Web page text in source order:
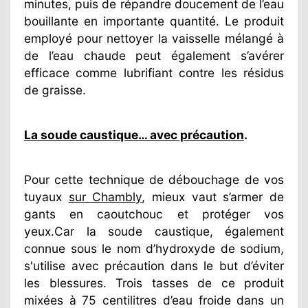
minutes, puis de répandre doucement de l’eau
bouillante en importante quantité. Le produit
employé pour nettoyer la vaisselle mélangé à
de l’eau chaude peut également s’avérer
efficace comme lubrifiant contre les résidus
de graisse.
La soude caustique… avec précaution.
Pour cette technique de débouchage de vos
tuyaux sur Chambly, mieux vaut s’armer de
gants en caoutchouc et protéger vos
yeux.Car la soude caustique, également
connue sous le nom d’hydroxyde de sodium,
s'utilise avec précaution dans le but d’éviter
les blessures. Trois tasses de ce produit
mixées à 75 centilitres d’eau froide dans un